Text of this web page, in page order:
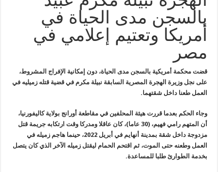
بالسجن مدى الحياة في
أمريكا وتعتيم إعلامي في
مصر
قضت محكمة أمريكية بالسجن مدى الحياة، دون إمكانية الإفراج المشروط،
على نجل وزيرة الهجرة المصرية السابقة نبيلة مكرم في قضية قتله زميليه في
العمل طعنا داخل شقتهما.
وجاء الحكم بعدما قررت هيئة المحلفين في مقاطعة أورانج بولاية كاليفورنيا،
أن المتهم رامي فهيم، (30 عاما)، كان عاقلا ومدركا وقت ارتكابه
جريمة قتل
مزدوجة داخل شقة بمدينة أنهايم في أبريل 2022، حينما هاجم زميله
في
العمل وطعنه حتى الموت، ثم اقتحم الحمام ليقتل زميله الآخر الذي كان يتصل
بخدمة الطوارئ طلبا للمساعدة.